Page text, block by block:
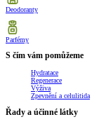
Deodoranty
Parfémy
S čím vám pomůžeme
Hydratace
Regenerace
Výživa
Zpevnění a celulitida
Řady a účinné látky